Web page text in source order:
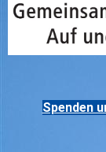
Spenden